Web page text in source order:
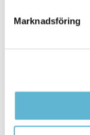
Marknadsföring
vindriktning och
Storlek på eld